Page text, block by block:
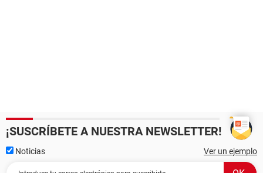
¡SUSCRÍBETE A NUESTRA NEWSLETTER!
Noticias Ver un ejemplo